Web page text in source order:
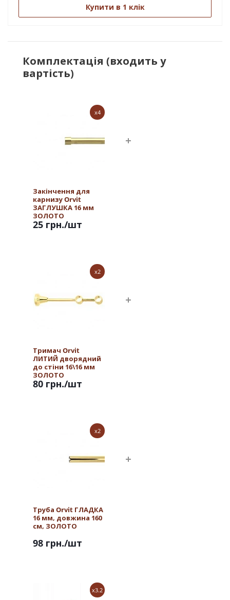
Купити в 1 клік
Комплектація (входить у
вартість)
x4
Закінчення для
карнизу Orvit
ЗАГЛУШКА 16 мм
ЗОЛОТО
25 грн./шт
x2
Тримач Orvit
ЛИТИЙ дворядний
до стіни 16\16 мм
ЗОЛОТО
80 грн./шт
x2
Труба Orvit ГЛАДКА
16 мм, довжина 160
см, ЗОЛОТО
98 грн./шт
x3.2